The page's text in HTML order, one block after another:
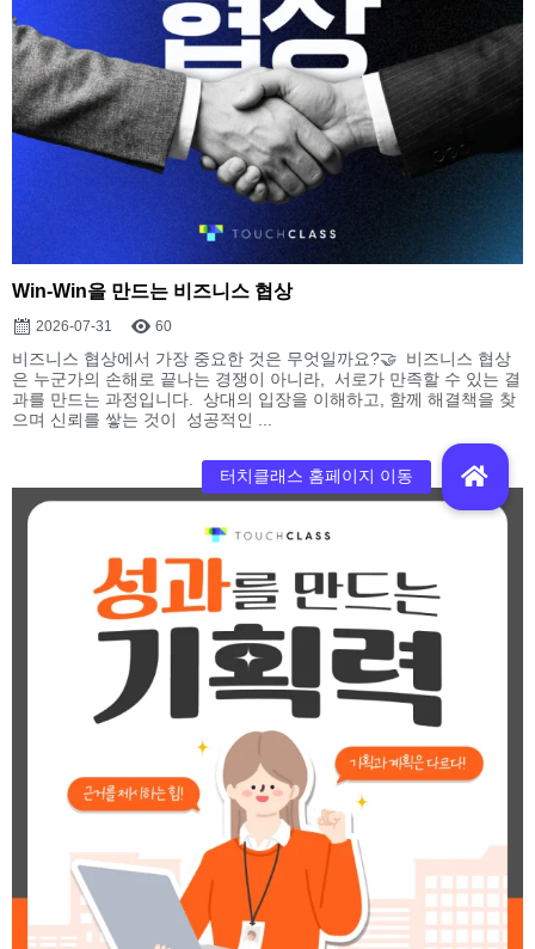
Win-Win을 만드는 비즈니스 협상
2026-07-31 60
비즈니스 협상에서 가장 중요한 것은 무엇일까요?🤝 비즈니스 협상
은 누군가의 손해로 끝나는 경쟁이 아니라, 서로가 만족할 수 있는 결
과를 만드는 과정입니다. 상대의 입장을 이해하고, 함께 해결책을 찾
으며 신뢰를 쌓는 것이 성공적인 ...